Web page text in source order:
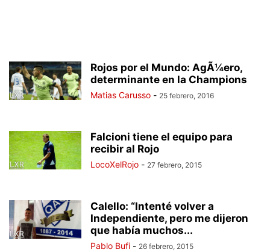
Rojos por el Mundo: AgÃ¼ero,
determinante en la Champions
Matias Carusso - 25 febrero, 2016
Falcioni tiene el equipo para
recibir al Rojo
LocoXelRojo - 27 febrero, 2015
Calello: “Intenté volver a
Independiente, pero me dijeron
que había muchos...
Pablo Bufi - 26 febrero, 2015